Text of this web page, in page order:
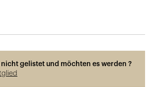
gelistet und möchten es werden ?